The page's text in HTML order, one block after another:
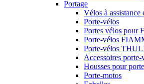
Portage
Vélos à assistance
Porte-vélos
Portes vélos pour
Porte-vélos
Porte-vélos
Accessoires porte-
Housses pour
Porte-motos